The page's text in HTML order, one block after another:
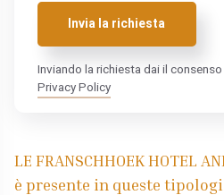
Invia la richiesta
Inviando la richiesta dai il
Privacy Policy
LE FRANSCHHOEK HOTEL
è presente in queste